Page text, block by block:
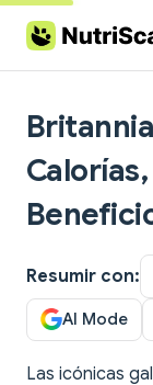
Skip to content
Resumir con:
AI Mode
Las icónicas